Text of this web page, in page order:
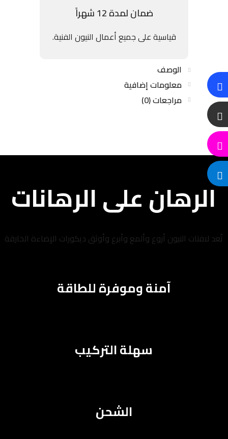
ضمان لمدة 12 شهراً
قياسية على جميع أعمال النيون الفنية.
الوصف
معلومات إضافية
مراجعات (0)
الرهان على الرهانات
تُعد لافتات النيون أروع وألمع وأبرع وأوثق ديكورات الإضاءة الخارقة
آمنة وموفرة للطاقة
سهلة التركيب
الشحن